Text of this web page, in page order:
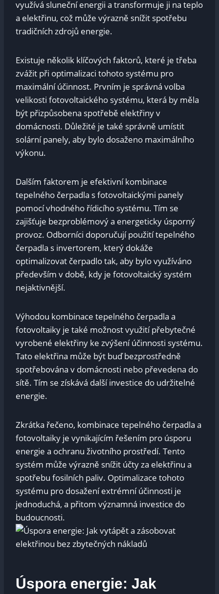
využívá sluneční energii a transformuje ji na teplo
a elektřinu, což může výrazně snížit spotřebu
tradičních zdrojů energie.
Existuje několik klíčových faktorů, které je třeba
zvážit při optimalizaci tohoto systému pro
maximální účinnost. Prvním je správná volba
velikosti fotovoltaického systému, která by měla
být přizpůsobena spotřebě elektřiny v
domácnosti. Důležité je také správně umístit
solární panely, aby bylo dosaženo maximálního
výkonu.
Dalším faktorem je efektivní kombinace
tepelného čerpadla s fotovoltaickými panely
pomocí vhodného řídicího systému. Tím se
zajišťuje bezproblémový a energeticky úsporný
provoz. Odborníci doporučují použití tepelného
čerpadla s invertorem, který dokáže
optimalizovat čerpadlo tak, aby bylo využíváno
především v době, kdy je fotovoltaický systém
nejaktivnější.
Výhodou kombinace tepelného čerpadla a
fotovoltaiky je také možnost využití přebytečné
vyrobené elektřiny ke zvýšení účinnosti systému.
Tato elektřina může být buď bezprostředně
spotřebována v domácnosti nebo převedena do
sítě. Tím se získává další investice do udržitelné
energie.
Zkrátka řečeno, kombinace tepelného čerpadla a
fotovoltaiky je vynikajícím řešením pro úsporu
energie a ochranu životního prostředí. Tento
systém může výrazně snížit účty za elektřinu a
spotřebu fosilních paliv. Optimalizace tohoto
systému pro dosažení extrémní účinnosti je
jednoduchá, a přitom významná investice do
budoucnosti.
Úspora energie: Jak